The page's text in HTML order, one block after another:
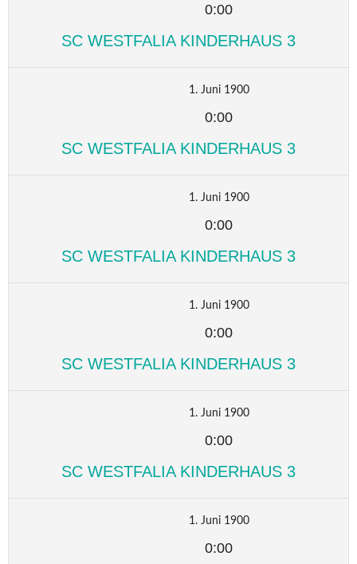
0:00
SC WESTFALIA KINDERHAUS 3
1. Juni 1900
0:00
SC WESTFALIA KINDERHAUS 3
1. Juni 1900
0:00
SC WESTFALIA KINDERHAUS 3
1. Juni 1900
0:00
SC WESTFALIA KINDERHAUS 3
1. Juni 1900
0:00
SC WESTFALIA KINDERHAUS 3
1. Juni 1900
0:00